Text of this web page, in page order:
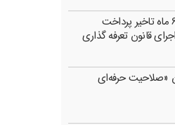
کارانه‌ پرستاران با 6 ماه تاخیر پرداخت
قانون تعرفه گذاری
«صلاحیت حرفه‌ای